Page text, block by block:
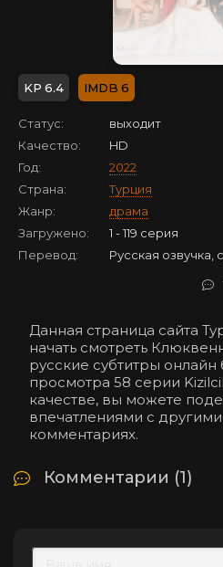
6.4 6
Статус:
выходит
Качество:
HD
Год:
2022
Страна:
Турция
Жанр:
драма
Загружено:
1 - 119 серия
Перевод:
Русская озвучка,
Данная страница сайта
начать смотреть
русские субтитры онлайн
просмотра 58 серии
качестве, вы можете
впечатлениями с
комментариях.
Комментарии (1)